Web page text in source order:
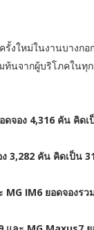
รั้งใหม่ในงานบางก
ท้นจากผู้บริโภคในทุ
ดจอง 4,316 คัน คิด
3,282 คัน คิดเป็น
MG IM6 ยอดจองร